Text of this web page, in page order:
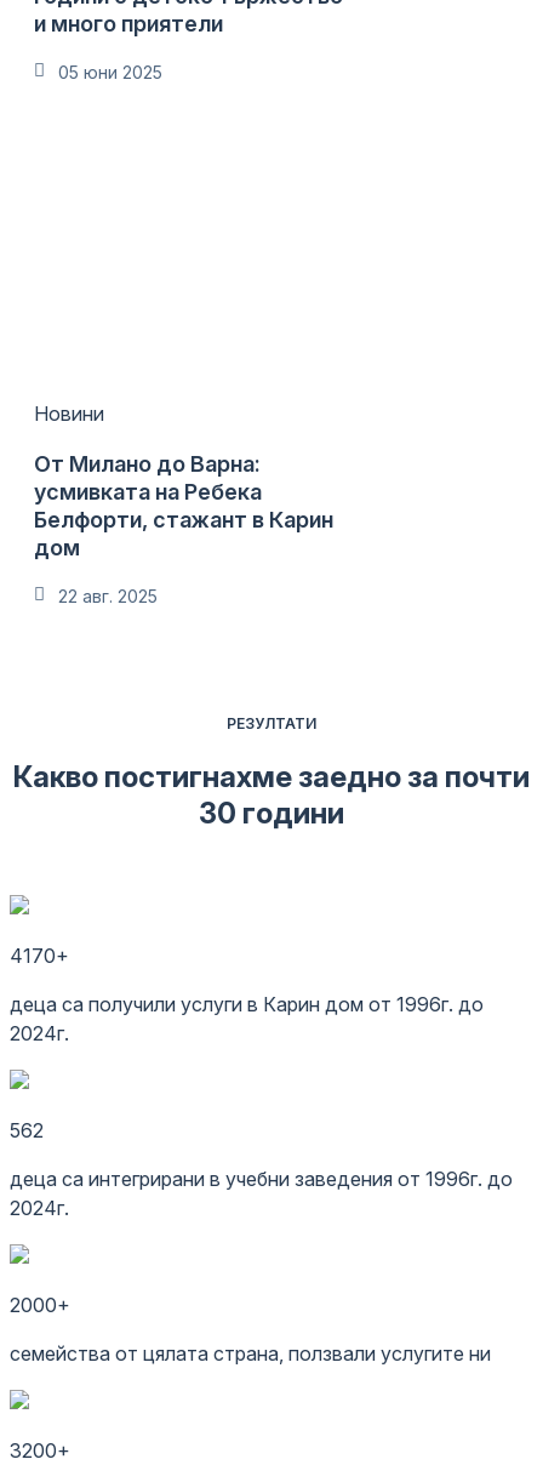
и много приятели
05 юни 2025
Новини
От Милано до Варна:
усмивката на Ребека
Белфорти, стажант в Карин
дом
22 авг. 2025
РЕЗУЛТАТИ
Какво постигнахме заедно за почти
30 години
4170+
деца са получили услуги в Карин дом от 1996г. до
2024г.
562
деца са интегрирани в учебни заведения от 1996г. до
2024г.
2000+
семейства от цялата страна, ползвали услугите ни
3200+